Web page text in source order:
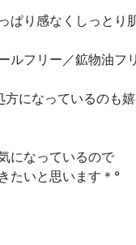
ぱり感なくしっとり
ルフリー／鉱物油フ
方になっているのも
になっているので
たいと思います＊°